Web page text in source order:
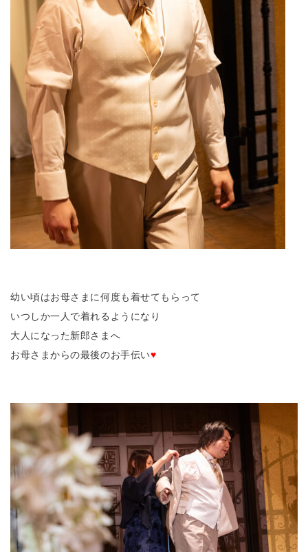
幼い頃はお母さまに何度も着せてもらって
いつしか一人で着れるようになり
大人になった新郎さまへ
お母さまからの最後のお手伝い♥